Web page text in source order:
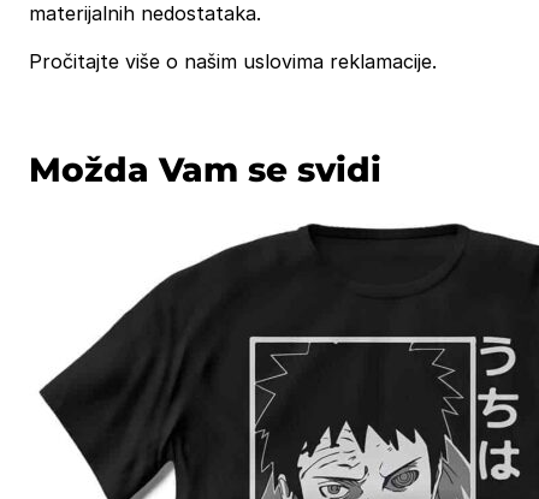
materijalnih nedostataka.
Pročitajte više o našim uslovima reklamacije.
Možda Vam se svidi